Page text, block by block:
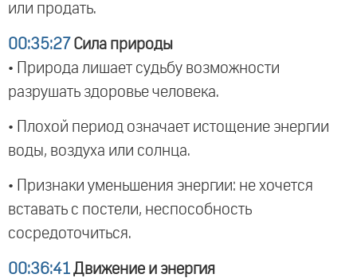
или продать.
00:35:27 Сила природы
• Природа лишает судьбу возможности
разрушать здоровье человека.
• Плохой период означает истощение энергии
воды, воздуха или солнца.
• Признаки уменьшения энергии: не хочется
вставать с постели, неспособность
сосредоточиться.
00:36:41 Движение и энергия